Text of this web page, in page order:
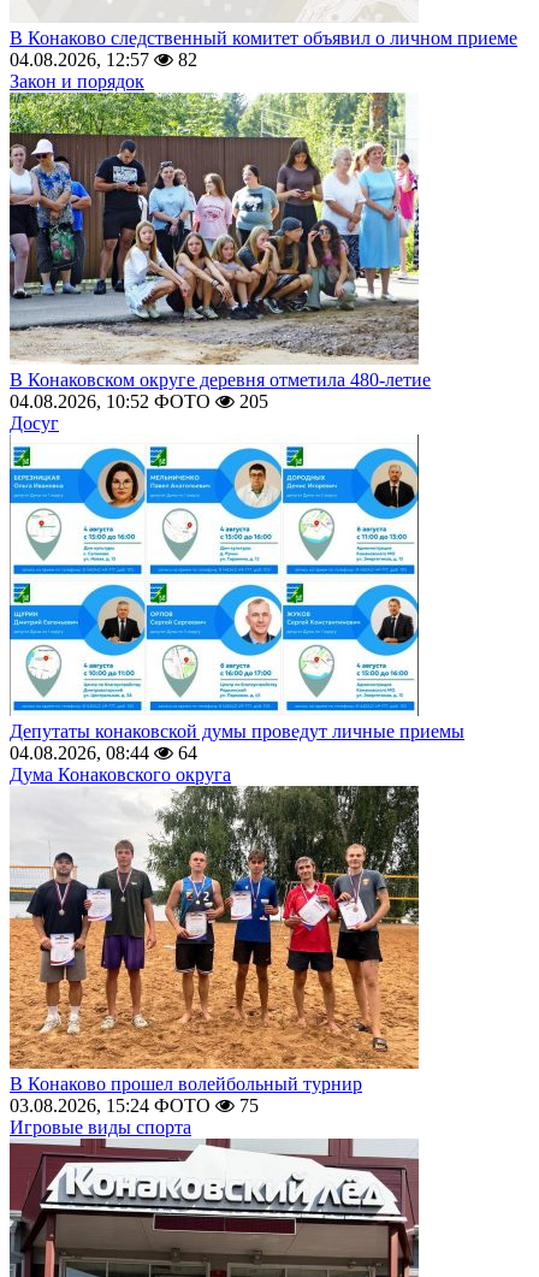
В Конаково следственный комитет объявил о личном приеме
04.08.2026, 12:57
82
Закон и порядок
В Конаковском округе деревня отметила 480-летие
04.08.2026, 10:52 ФОТО
205
Досуг
Депутаты конаковской думы проведут личные приемы
04.08.2026, 08:44
64
Дума Конаковского округа
В Конаково прошел волейбольный турнир
03.08.2026, 15:24 ФОТО
75
Игровые виды спорта